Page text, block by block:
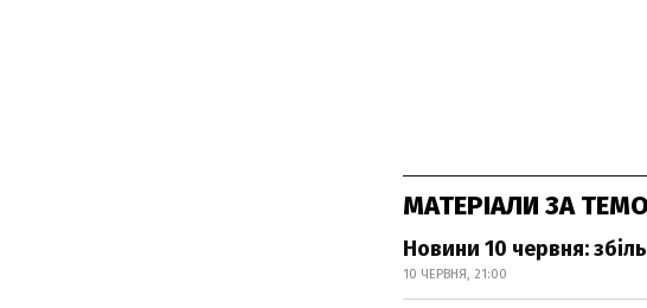
МАТЕРІАЛИ ЗА
Новини 10 червня:
10 ЧЕРВНЯ, 21:00